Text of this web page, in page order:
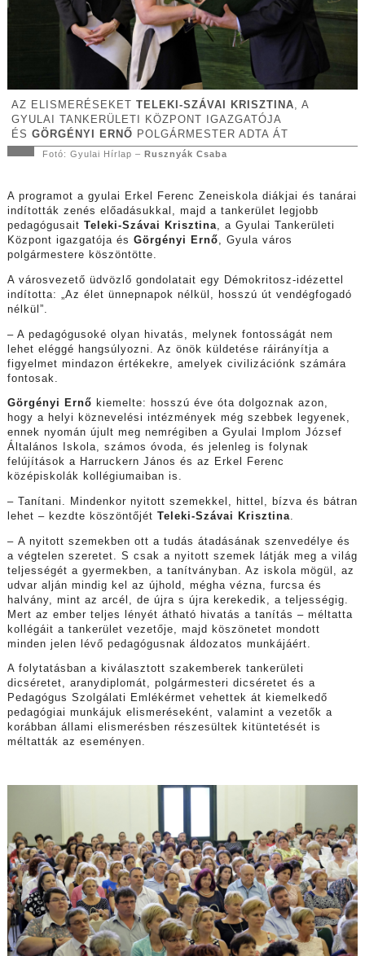
AZ ELISMERÉSEKET TELEKI-SZÁVAI KRISZTINA, A
GYULAI TANKERÜLETI KÖZPONT IGAZGATÓJA
ÉS GÖRGÉNYI ERNŐ POLGÁRMESTER ADTA ÁT
Fotó: Gyulai Hírlap – Rusznyák Csaba
A programot a gyulai Erkel Ferenc Zeneiskola diákjai és tanárai
indították zenés előadásukkal, majd a tankerület legjobb
pedagógusait Teleki-Szávai Krisztina, a Gyulai Tankerületi
Központ igazgatója és Görgényi Ernő, Gyula város
polgármestere köszöntötte.
A városvezető üdvözlő gondolatait egy Démokritosz-idézettel
indította: „Az élet ünnepnapok nélkül, hosszú út vendégfogadó
nélkül”.
– A pedagógusoké olyan hivatás, melynek fontosságát nem
lehet eléggé hangsúlyozni. Az önök küldetése ráirányítja a
figyelmet mindazon értékekre, amelyek civilizációnk számára
fontosak.
Görgényi Ernő kiemelte: hosszú éve óta dolgoznak azon,
hogy a helyi köznevelési intézmények még szebbek legyenek,
ennek nyomán újult meg nemrégiben a Gyulai Implom József
Általános Iskola, számos óvoda, és jelenleg is folynak
felújítások a Harruckern János és az Erkel Ferenc
középiskolák kollégiumaiban is.
– Tanítani. Mindenkor nyitott szemekkel, hittel, bízva és bátran
lehet – kezdte köszöntőjét Teleki-Szávai Krisztina.
– A nyitott szemekben ott a tudás átadásának szenvedélye és
a végtelen szeretet. S csak a nyitott szemek látják meg a világ
teljességét a gyermekben, a tanítványban. Az iskola mögül, az
udvar alján mindig kel az újhold, mégha vézna, furcsa és
halvány, mint az arcél, de újra s újra kerekedik, a teljességig.
Mert az ember teljes lényét átható hivatás a tanítás – méltatta
kollégáit a tankerület vezetője, majd köszönetet mondott
minden jelen lévő pedagógusnak áldozatos munkájáért.
A folytatásban a kiválasztott szakemberek tankerületi
dicséretet, aranydiplomát, polgármesteri dicséretet és a
Pedagógus Szolgálati Emlékérmet vehettek át kiemelkedő
pedagógiai munkájuk elismeréseként, valamint a vezetők a
korábban állami elismerésben részesültek kitüntetését is
méltatták az eseményen.